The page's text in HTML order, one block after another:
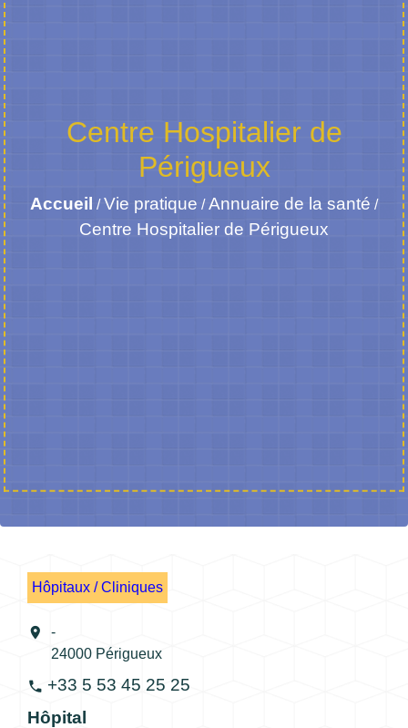
Centre Hospitalier de
Périgueux
Accueil /Vie pratique /Annuaire de la santé /
Centre Hospitalier de Périgueux
Hôpitaux / Cliniques
location_on
-
24000 Périgueux
phone +33 5 53 45 25 25
Hôpital